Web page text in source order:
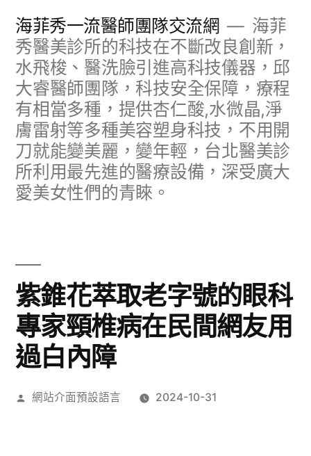
海菲秀一流醫師團隊交流網
海菲
秀醫美診所的科技在不斷改良創新，
水飛梭、醫洗臉引進高科技儀器，邱
大睿醫師團隊，科技安全保障，療程
有相當多種，提供杏仁酸,水微晶,淨
膚雷射等多種美容塑身科技，不用開
刀就能變美麗，變年輕，台北醫美診
所利用最先進的醫療設備，深受廣大
愛美女性們的青睞。
紫錐花萃取老字號的眼科
專家頸椎病在民間網友用
過白內障
作
網站介面預設語言 2024-10-31